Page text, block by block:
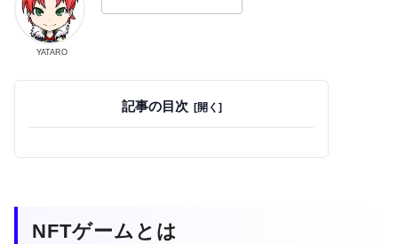
YATARO
記事の目次
NFTゲームとは